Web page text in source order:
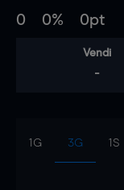
0 0% 0pt
Vendi
-
1G 3G 1S